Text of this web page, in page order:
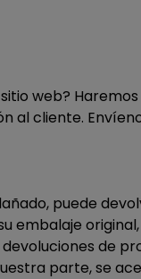
web?
al cliente.
puede
de
parte, se